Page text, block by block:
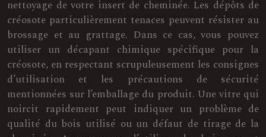
nettoyage de votre insert de cheminée. Les dépôts de
créosote particulièrement tenaces peuvent résister au
brossage et au grattage. Dans ce cas, vous pouvez
utiliser un décapant chimique spécifique pour la
créosote, en respectant scrupuleusement les consignes
d’utilisation et les précautions de sécurité
mentionnées sur l’emballage du produit. Une vitre qui
noircit rapidement peut indiquer un problème de
qualité du bois utilisé ou un défaut de tirage de la